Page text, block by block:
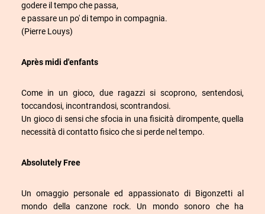
godere il tempo che passa,
e passare un po' di tempo in compagnia.
(Pierre Louys)
Après midi d'enfants
Come in un gioco, due ragazzi si scoprono, sentendosi,
toccandosi, incontrandosi, scontrandosi.
Un gioco di sensi che sfocia in una fisicità dirompente, quella
necessità di contatto fisico che si perde nel tempo.
Absolutely Free
Un omaggio personale ed appassionato di Bigonzetti al
mondo della canzone rock. Un mondo sonoro che ha